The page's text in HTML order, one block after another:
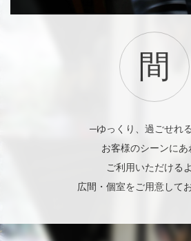
間
─ゆっくり、過ごせれ
お客様のシーンにあ
ご利用いただける
広間・個室をご用意して